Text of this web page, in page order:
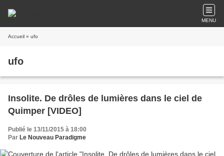
MENU
Accueil » ufo
ufo
Insolite. De drôles de lumières dans le ciel de
Quimper [VIDEO]
Publié le 13/11/2015 à 18:00
Par Le Nouveau Paradigme